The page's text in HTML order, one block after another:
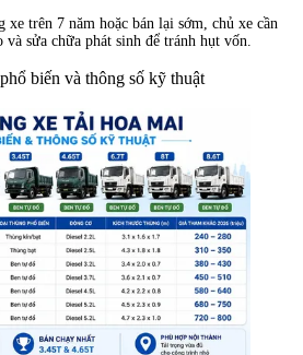
xe trên 7 năm hoặc bán lại sớm, chủ xe cần
sửa chữa phát sinh để tránh hụt vốn.
biến và thông số kỹ thuật